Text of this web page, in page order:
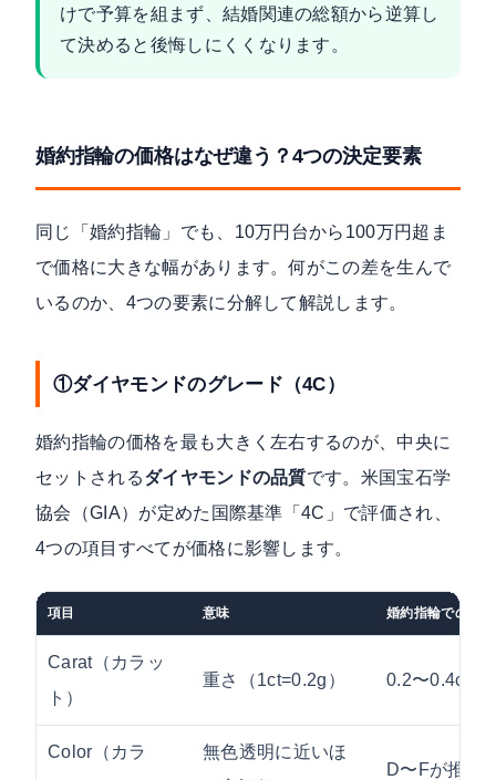
けで予算を組まず、結婚関連の総額から逆算し
て決めると後悔しにくくなります。
婚約指輪の価格はなぜ違う？4つの決定要素
同じ「婚約指輪」でも、10万円台から100万円超ま
で価格に大きな幅があります。何がこの差を生んで
いるのか、4つの要素に分解して解説します。
①ダイヤモンドのグレード（4C）
婚約指輪の価格を最も大きく左右するのが、中央に
セットされるダイヤモンドの品質です。米国宝石学
協会（GIA）が定めた国際基準「4C」で評価され、
4つの項目すべてが価格に影響します。
項目 意味 婚約指輪での目安
Carat（カラッ
ト）
重さ（1ct=0.2g） 0.2〜0.4ctが
Color（カラ
無色透明に近いほ
D〜Fが推奨